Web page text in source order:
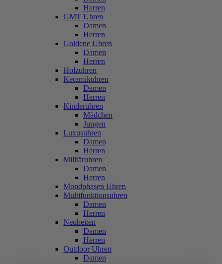
Herren
GMT Uhren
Damen
Herren
Goldene Uhren
Damen
Herren
Holzuhren
Keramikuhren
Damen
Herren
Kinderuhren
Mädchen
Jungen
Luxusuhren
Damen
Herren
Militäruhren
Damen
Herren
Mondphasen Uhren
Multifunktionsuhren
Damen
Herren
Neuheiten
Damen
Herren
Outdoor Uhren
Damen